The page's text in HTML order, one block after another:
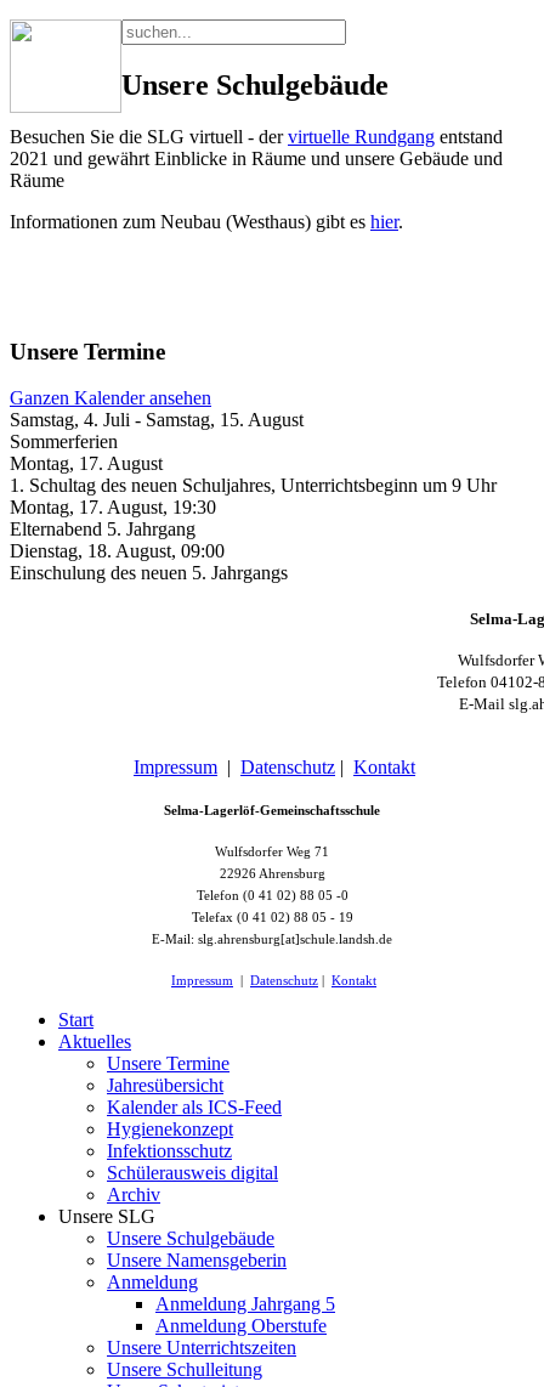
Unsere Schulgebäude
Besuchen Sie die SLG virtuell - dervirtuelle Rundgang entstand
2021 und gewährt Einblicke in Räume und unsere Gebäude und
Räume
Informationen zum Neubau (Westhaus) gibt es hier.
Unsere Termine
Ganzen Kalender ansehen
Samstag, 4. Juli - Samstag, 15. August
Sommerferien
Montag, 17. August
1. Schultag des neuen Schuljahres, Unterrichtsbeginn um 9 Uhr
Montag, 17. August, 19:30
Elternabend 5. Jahrgang
Dienstag, 18. August, 09:00
Einschulung des neuen 5. Jahrgangs
Selma-
Wulfsdorfer
Telefon 04102-
E-Mail
Impressum | Datenschutz | Kontakt
Selma-Lagerlöf-Gemeinschaftsschule
Wulfsdorfer Weg 71
22926 Ahrensburg
Telefon (0 41 02) 88 05 -0
Telefax (0 41 02) 88 05 - 19
E-Mail: slg.ahrensburg[at]schule.landsh.de
Impressum Datenschutz Kontakt
Start
Aktuelles
Unsere Termine
Jahresübersicht
Kalender als ICS-Feed
Hygienekonzept
Infektionsschutz
Schülerausweis digital
Archiv
Unsere SLG
Unsere Schulgebäude
Unsere Namensgeberin
Anmeldung
Anmeldung Jahrgang 5
Anmeldung Oberstufe
Unsere Unterrichtszeiten
Unsere Schulleitung